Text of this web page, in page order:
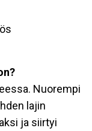
Nuorempi
lajin
ja siirtyi